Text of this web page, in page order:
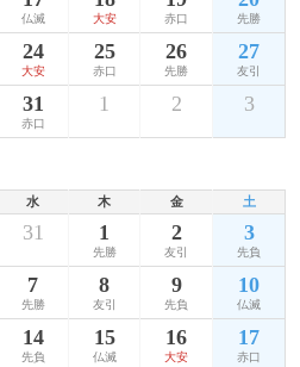
仏滅 大安 赤口 先勝
24
大安
25
赤口
26
先勝
27
友引
31
赤口
1 2 3
水 木 金 土
31 1
先勝
2
友引
3
先負
7
先勝
8
友引
9
先負
10
仏滅
14
先負
15
仏滅
16
大安
17
赤口